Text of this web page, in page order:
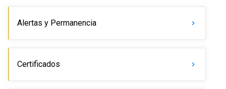
Alertas y Permanencia keyboard_arrow_right
Certificados keyboard_arrow_right